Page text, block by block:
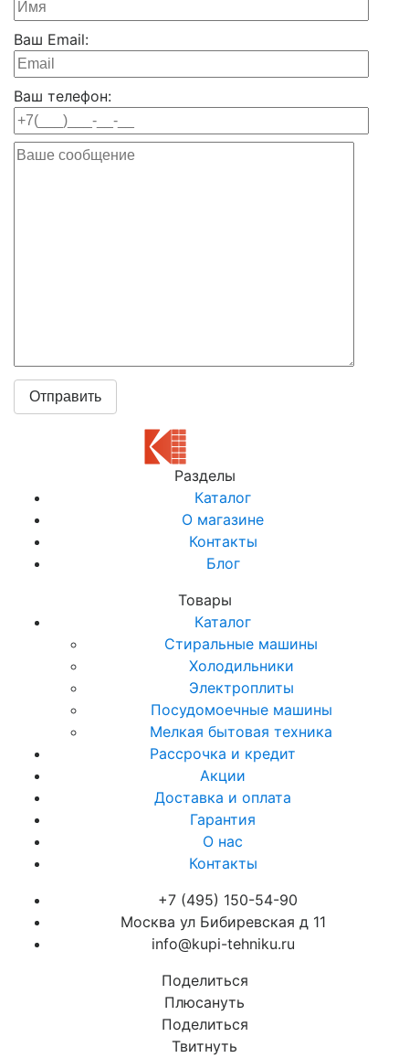
Ваш Email:
Ваш телефон:
Разделы
Каталог
О магазине
Контакты
Блог
Товары
Каталог
Стиральные машины
Холодильники
Электроплиты
Посудомоечные машины
Мелкая бытовая техника
Рассрочка и кредит
Акции
Доставка и оплата
Гарантия
О нас
Контакты
+7 (495) 150-54-90
Москва ул Бибиревская д 11
info@kupi-tehniku.ru
Поделиться
Плюсануть
Поделиться
Твитнуть